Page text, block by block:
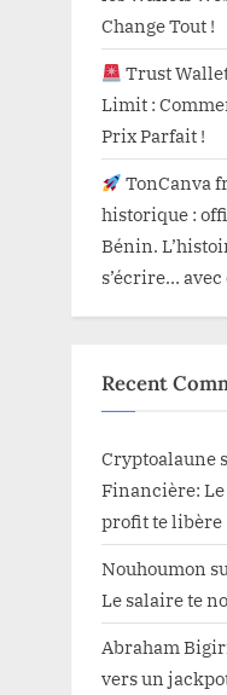
Change Tout !
Trust
Limit :
Prix Parfait !
TonCanva
historique :
Bénin.
s’écrire… avec
Recent
Cryptoalaune
Financière:
profit te libère
Nouhoumon
Le salaire te
Abraham
vers un